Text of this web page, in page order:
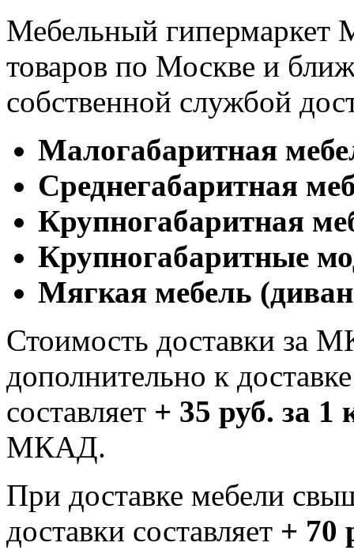
Мебельный гипермаркет
товаров по Москве и
собственной службой
Малогабаритная
Cреднегабаритная
Крупногабаритная
Крупногабаритные
Мягкая мебель
Стоимость доставки за
дополнительно к
составляет + 35 руб. за 1
МКАД.
При доставке мебели
доставки составляет + 70